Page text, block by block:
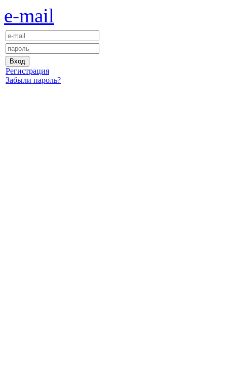
e-mail
Регистрация
Забыли пароль?